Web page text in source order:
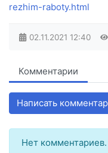
rezhim-raboty.html
02.11.2021 12:40
Комментарии
Написать
Нет